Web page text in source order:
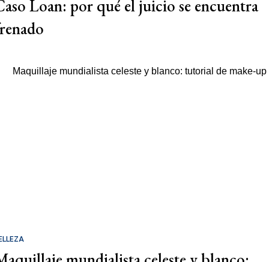
Loan: por qué el juicio se encuentra